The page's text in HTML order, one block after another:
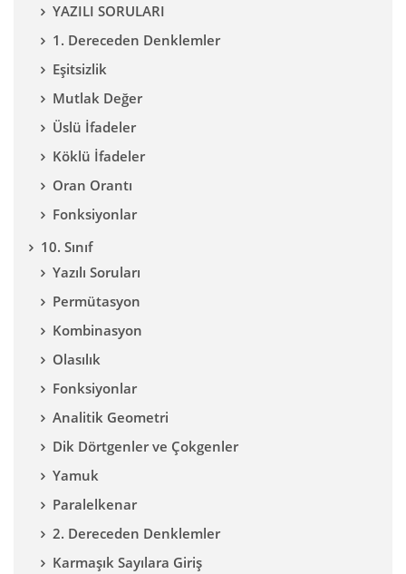
YAZILI SORULARI
1. Dereceden Denklemler
Eşitsizlik
Mutlak Değer
Üslü İfadeler
Köklü İfadeler
Oran Orantı
Fonksiyonlar
10. Sınıf
Yazılı Soruları
Permütasyon
Kombinasyon
Olasılık
Fonksiyonlar
Analitik Geometri
Dik Dörtgenler ve Çokgenler
Yamuk
Paralelkenar
2. Dereceden Denklemler
Karmaşık Sayılara Giriş